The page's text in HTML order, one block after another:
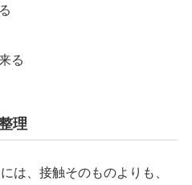
る
理
は、接触そのものよりも、